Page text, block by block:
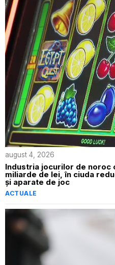
august 4, 2026
Industria jocurilor de noroc
miliarde de lei, în ciuda
și aparate de joc
ACTUALE